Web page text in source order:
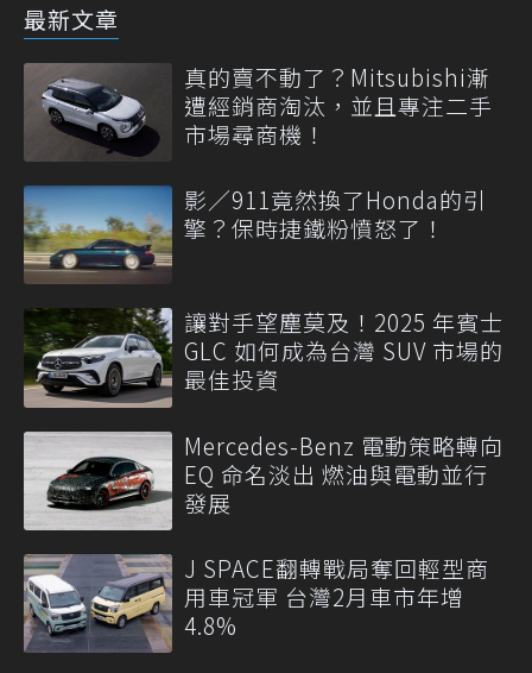
最新文章
真的賣不動了？Mitsubishi漸
遭經銷商淘汰，並且專注二手
市場尋商機！
影／911竟然換了Honda的引
擎？保時捷鐵粉憤怒了！
讓對手望塵莫及！2025 年賓士
GLC 如何成為台灣 SUV 市場的
最佳投資
Mercedes-Benz 電動策略轉向
EQ 命名淡出 燃油與電動並行
發展
J SPACE翻轉戰局奪回輕型商
用車冠軍 台灣2月車市年增
4.8%